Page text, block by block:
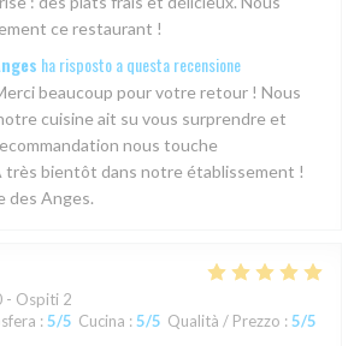
ce restaurant !
ha risposto a questa recensione
beaucoup pour votre retour ! Nous
cuisine ait su vous surprendre et
nous touche
très bientôt dans notre établissement !
des Anges.
- Ospiti 2
: 5/5 Cucina : 5/5 Qualità / Prezzo : 5/5